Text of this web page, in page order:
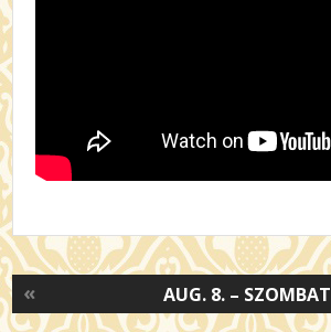
AUG. 8. – SZOMBAT
«